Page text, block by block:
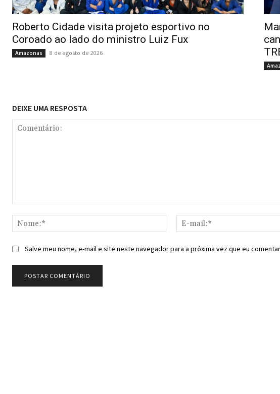
Roberto Cidade visita projeto esportivo no
Coroado ao lado do ministro Luiz Fux
Amazonas 8 de agosto de 2026
DEIXE UMA RESPOSTA
Nome:*
Salve meu nome, e-mail e site neste navegador para a próxima vez que eu